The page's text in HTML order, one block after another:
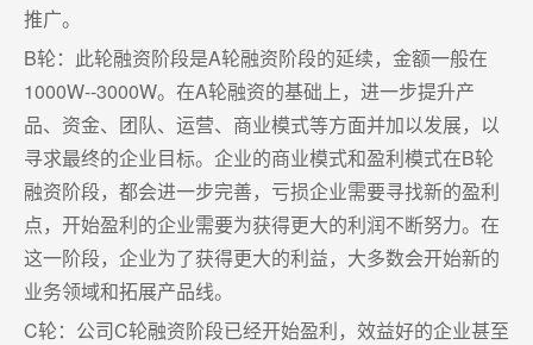
推广。
B轮：此轮融资阶段是A轮融资阶段的延续，金额一般在
1000W--3000W。在A轮融资的基础上，进一步提升产
品、资金、团队、运营、商业模式等方面并加以发展，以
寻求最终的企业目标。企业的商业模式和盈利模式在B轮
融资阶段，都会进一步完善，亏损企业需要寻找新的盈利
点，开始盈利的企业需要为获得更大的利润不断努力。在
这一阶段，企业为了获得更大的利益，大多数会开始新的
业务领域和拓展产品线。
C轮：公司C轮融资阶段已经开始盈利，效益好的企业甚至